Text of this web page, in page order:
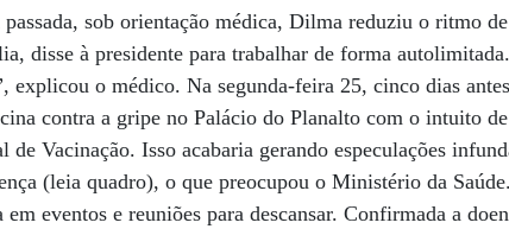
passada, sob orientação médica, Dilma reduziu o ritmo
disse à presidente para trabalhar de forma
explicou o médico. Na segunda-feira 25, cinco dias
contra a gripe no Palácio do Planalto com o intuito de
de Vacinação. Isso acabaria gerando especulações
(leia quadro), o que preocupou o Ministério da
em eventos e reuniões para descansar. Confirmada a